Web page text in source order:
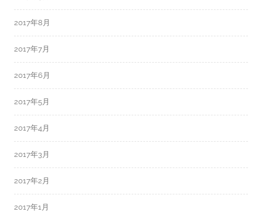
2017年8月
2017年7月
2017年6月
2017年5月
2017年4月
2017年3月
2017年2月
2017年1月